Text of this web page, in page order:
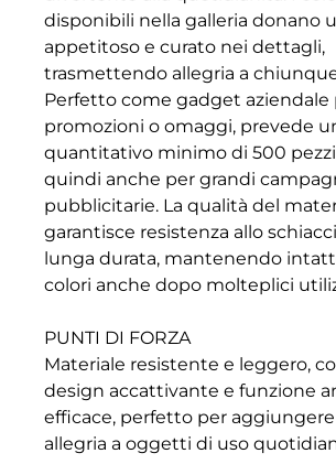
disponibili nella galleria donano
appetitoso e curato nei dettagli,
trasmettendo allegria a
Perfetto come gadget aziendale
promozioni o omaggi, prevede
quantitativo minimo di 500
quindi anche per grandi
pubblicitarie. La qualità del
garantisce resistenza allo
lunga durata, mantenendo
colori anche dopo molteplici
PUNTI DI FORZA
Materiale resistente e leggero,
design accattivante e funzione
efficace, perfetto per
allegria a oggetti di uso